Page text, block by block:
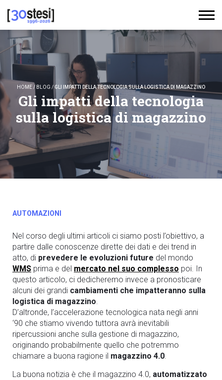
HOME/ BLOG / GLI IMPATTI DELLA TECNOLOGIA SULLA LOGISTICA DI MAGAZZINO
Gli impatti della tecnologia
sulla logistica di magazzino
AUTOMAZIONI
Nel corso degli ultimi articoli ci siamo posti l’obiettivo, a
partire dalle conoscenze dirette dei dati e dei trend in
atto, di prevedere le evoluzioni future del mondo
WMS prima e del mercato nel suo complesso poi. In
questo articolo, ci dedicheremo invece a pronosticare
alcuni dei grandi cambiamenti che impatteranno sulla
logistica di magazzino.
D’altronde, l’accelerazione tecnologica nata negli anni
‘90 che stiamo vivendo tuttora avrà inevitabili
ripercussioni anche sulla gestione di magazzino,
originando probabilmente quello che potremmo
chiamare a buona ragione il magazzino 4.0.
La buona notizia è che il magazzino 4.0, automatizzato